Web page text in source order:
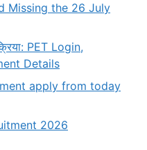
Missing the 26 July
PET Login,
Details
apply from today
2026